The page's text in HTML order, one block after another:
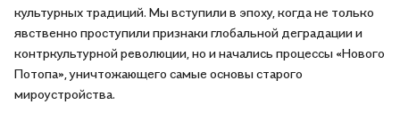
культурных традиций. Мы вступили в эпоху, когда не только
явственно проступили признаки глобальной деградации и
контркультурной революции, но и начались процессы «Нового
Потопа», уничтожающего самые основы старого
мироустройства.